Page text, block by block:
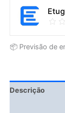
📦 Previsão de
Descrição